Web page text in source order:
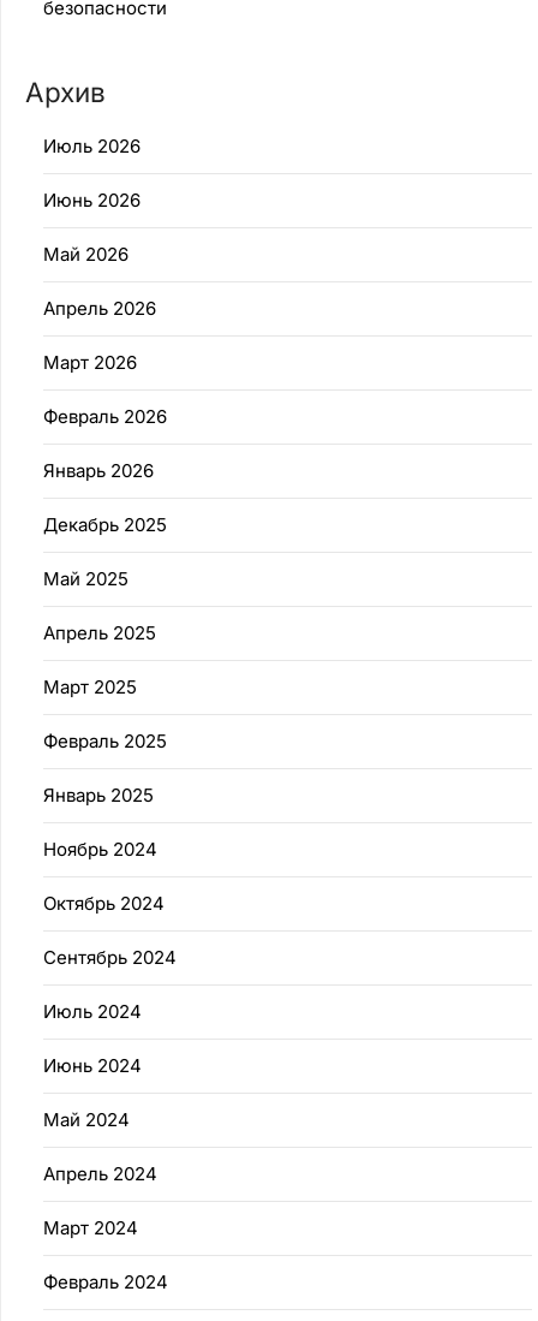
безопасности
Архив
Июль 2026
Июнь 2026
Май 2026
Апрель 2026
Март 2026
Февраль 2026
Январь 2026
Декабрь 2025
Май 2025
Апрель 2025
Март 2025
Февраль 2025
Январь 2025
Ноябрь 2024
Октябрь 2024
Сентябрь 2024
Июль 2024
Июнь 2024
Май 2024
Апрель 2024
Март 2024
Февраль 2024